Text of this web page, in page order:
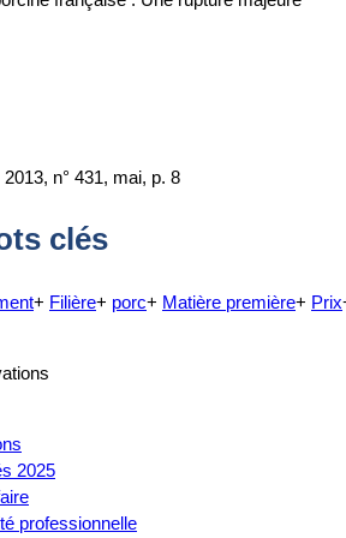
n° 431, mai, p. 8
clés
+ Filière+ porc+ Matière première+ Prix
2025
professionnelle